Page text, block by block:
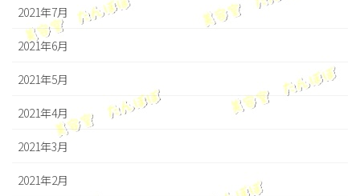
2021年7月
2021年6月
2021年5月
2021年4月
2021年3月
2021年2月